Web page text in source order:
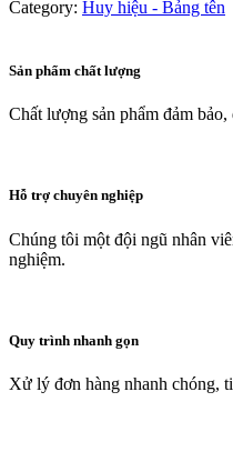
Category: Huy hiệu - Bảng tên
Sản phẩm chất lượng
Chất lượng sản phẩm đảm bảo,
Hỗ trợ chuyên nghiệp
Chúng tôi một đội ngũ nhân
nghiệm.
Quy trình nhanh gọn
Xử lý đơn hàng nhanh chóng,